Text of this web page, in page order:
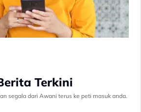
Terkini
segala dari Awani terus ke peti masuk anda.